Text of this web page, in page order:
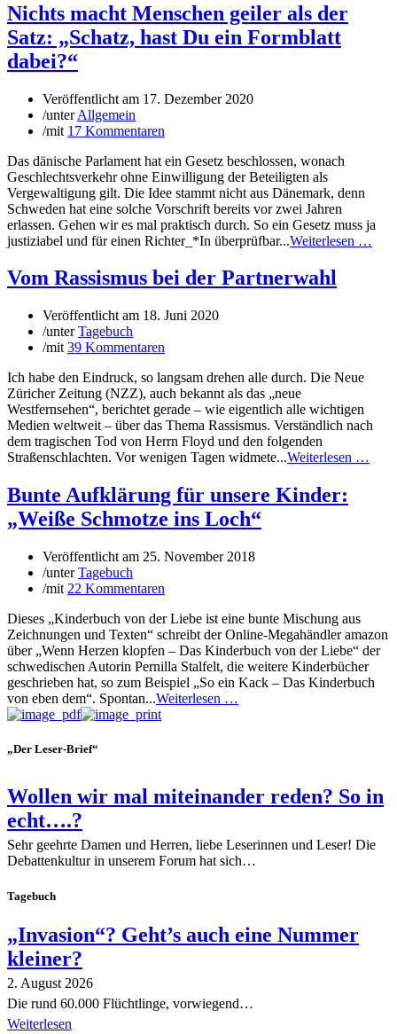
Nichts macht Menschen geiler als der
Satz: „Schatz, hast Du ein Formblatt
dabei?“
Veröffentlicht am 17. Dezember 2020
/unterAllgemein
/mit 17 Kommentaren
Das dänische Parlament hat ein Gesetz beschlossen, wonach
Geschlechtsverkehr ohne Einwilligung der Beteiligten als
Vergewaltigung gilt. Die Idee stammt nicht aus Dänemark, denn
Schweden hat eine solche Vorschrift bereits vor zwei Jahren
erlassen. Gehen wir es mal praktisch durch. So ein Gesetz muss ja
justiziabel und für einen Richter_*In überprüfbar...Weiterlesen …
Vom Rassismus bei der Partnerwahl
Veröffentlicht am 18. Juni 2020
/unterTagebuch
/mit 39 Kommentaren
Ich habe den Eindruck, so langsam drehen alle durch. Die Neue
Züricher Zeitung (NZZ), auch bekannt als das „neue
Westfernsehen“, berichtet gerade – wie eigentlich alle wichtigen
Medien weltweit – über das Thema Rassismus. Verständlich nach
dem tragischen Tod von Herrn Floyd und den folgenden
Straßenschlachten. Vor wenigen Tagen widmete...Weiterlesen …
Bunte Aufklärung für unsere Kinder:
„Weiße Schmotze ins Loch“
Veröffentlicht am 25. November 2018
/unterTagebuch
/mit 22 Kommentaren
Dieses „Kinderbuch von der Liebe ist eine bunte Mischung aus
Zeichnungen und Texten“ schreibt der Online-Megahändler amazon
über „Wenn Herzen klopfen – Das Kinderbuch von der Liebe“ der
schwedischen Autorin Pernilla Stalfelt, die weitere Kinderbücher
geschrieben hat, so zum Beispiel „So ein Kack – Das Kinderbuch
von eben dem“. Spontan...Weiterlesen …
„Der Leser-Brief“
Wollen wir mal miteinander reden? So in
echt….?
Sehr geehrte Damen und Herren, liebe Leserinnen und Leser! Die
Debattenkultur in unserem Forum hat sich…
Tagebuch
„Invasion“? Geht’s auch eine Nummer
kleiner?
2. August 2026
Die rund 60.000 Flüchtlinge, vorwiegend…
Weiterlesen